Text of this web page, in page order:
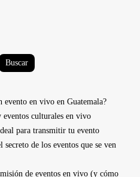
Buscar
evento en vivo en Guatemala?
culturales en vivo
para transmitir tu evento
de los eventos que se ven
de eventos en vivo (y cómo